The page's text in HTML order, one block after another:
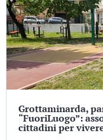
Grottaminarda,
“FuoriLuogo”:
cittadini per